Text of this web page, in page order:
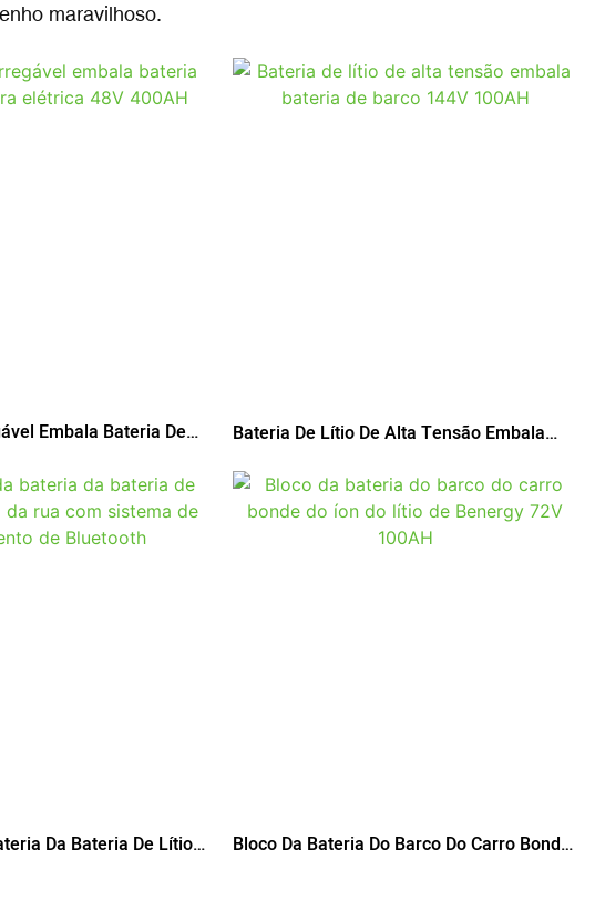
maravilhoso.
Embala Bateria De
Bateria De Lítio De Alta Tensão Embala
Da Bateria De Lítio
Bloco Da Bateria Do Barco Do Carro Bonde